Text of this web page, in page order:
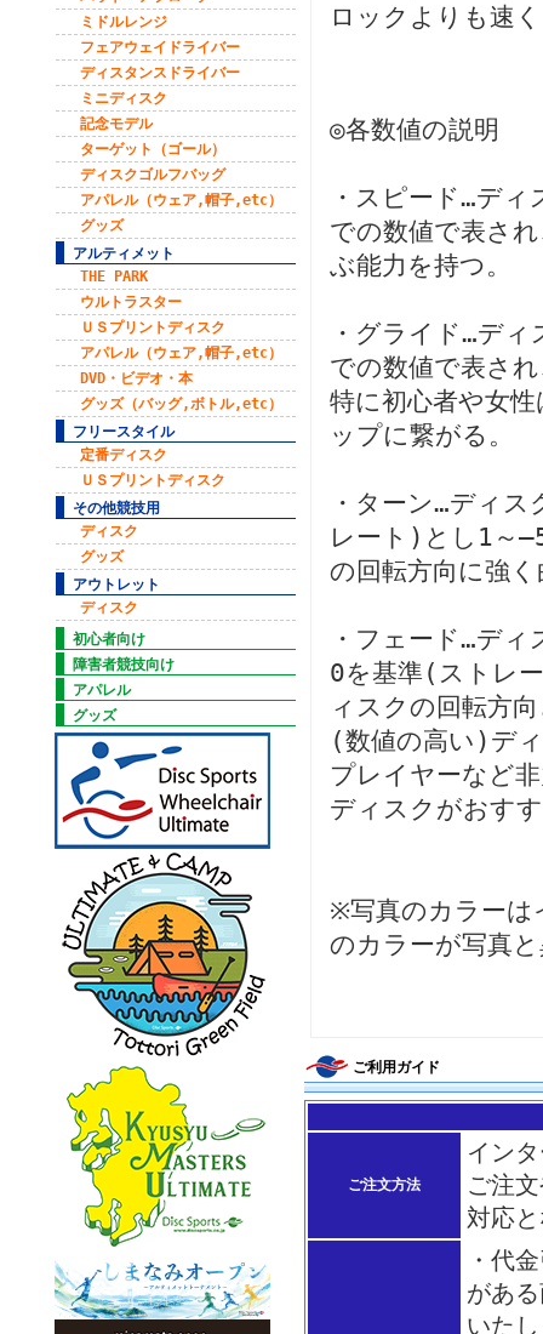
ミドルレンジ
フェアウェイドライバー
ディスタンスドライバー
ミニディスク
記念モデル
ターゲット（ゴール）
ディスクゴルフバッグ
アパレル（ウェア,帽子,etc）
グッズ
アルティメット
THE PARK
ウルトラスター
ＵＳプリントディスク
アパレル（ウェア,帽子,etc）
DVD・ビデオ・本
グッズ（バッグ,ボトル,etc）
フリースタイル
定番ディスク
ＵＳプリントディスク
その他競技用
ディスク
グッズ
アウトレット
ディスク
初心者向け
障害者競技向け
アパレル
グッズ
ロックよりも速
◎各数値の説明
・スピード…デ
での数値で表さ
ぶ能力を持つ。
・グライド…デ
での数値で表さ
特に初心者や女
ップに繋がる。
・ターン…ディ
レート)とし1～
の回転方向に強
・フェード…デ
0を基準(ストレ
ィスクの回転方
(数値の高い)デ
プレイヤーなど
ディスクがおす
※写真のカラーは
のカラーが写真
ご利用ガイド
ご注文方法
イン
ご注
対応
・代
があ
いた